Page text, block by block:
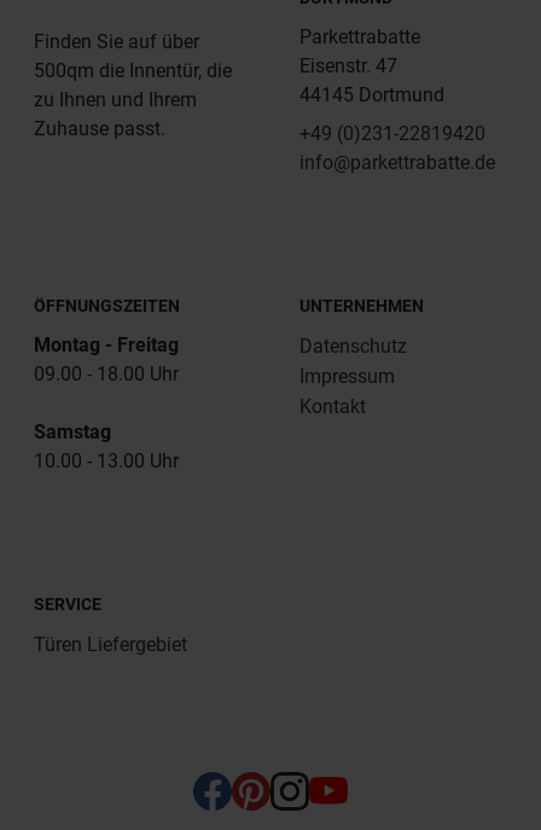
Finden Sie auf über
500qm die Innentür, die
zu Ihnen und Ihrem
Zuhause passt.
Parkettrabatte
Eisenstr. 47
44145 Dortmund
+49 (0)231-22819420
info@parkettrabatte.de
ÖFFNUNGSZEITEN
Montag - Freitag
09.00 - 18.00 Uhr
Samstag
10.00 - 13.00 Uhr
UNTERNEHMEN
Datenschutz
Impressum
Kontakt
SERVICE
Türen Liefergebiet